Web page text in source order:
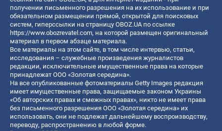
получении письменного разрешения на их использование и при
обязательном размещении прямой, открытой для поисковых
систем, гиперссылки на страницу OBOZ.UA по ссылке
https://www.obozrevatel.com, на которой размещен оригинальный
материал в первом абзаце материала.
Все материалы на этом сайте, в том числе интервью, статьи,
исследования – служебные произведения журналистов
редакции, исключительные имущественные права на которые
принадлежат ООО «Золотая середина».
На все опубликованные фотоматериалы Getty Images редакция
имеет имущественные права, защищаемые законом Украины
«Об авторских правах и смежных правах», никто не имеет права
без письменного разрешения ООО «Золотая середина» их
использовать, они не подлежат дальнейшему воспроизводству,
переводу, распространению в любой форме.